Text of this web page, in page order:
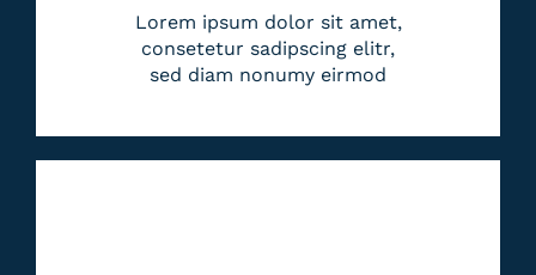
Lorem ipsum dolor sit amet,
consetetur sadipscing elitr,
sed diam nonumy eirmod